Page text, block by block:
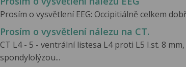
Prosím o vysvětlení EEG: Occipitiálně celkem
Prosím o vysvětlení nálezu na CT.
CT L4 - 5 - ventrální listesa L4 proti L5 I.st. 8
spondylolýzou...